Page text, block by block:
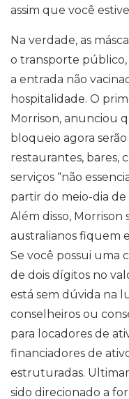
assim que você
Na verdade, as
o transporte público,
a entrada não
hospitalidade. O
Morrison, anunciou
bloqueio agora
restaurantes, bares,
serviços “não
partir do meio-dia
Além disso,
australianos fiquem
Se você possui uma
de dois dígitos no
está sem dúvida na
conselheiros ou
para locadores de
financiadores de
estruturadas.
sido direcionado a